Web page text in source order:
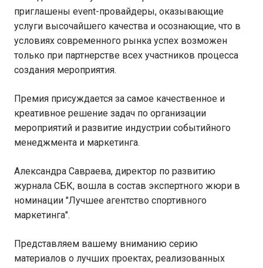
приглашены event-провайдеры, оказывающие
услуги высочайшего качества и осознающие, что в
условиях современного рынка успех возможен
только при партнерстве всех участников процесса
создания мероприятия.
Премия присуждается за самое качественное и
креативное решение задач по организации
мероприятий и развитие индустрии событийного
менеджмента и маркетинга.
Александра Савраева, директор по развитию
журнала СБК, вошла в состав экспертного жюри в
номинации "Лучшее агентство спортивного
маркетинга".
Представляем вашему вниманию серию
материалов о лучших проектах, реализованных